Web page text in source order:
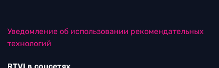
Уведомление об использовании рекомендательных
технологий
RTVI в соцсетях